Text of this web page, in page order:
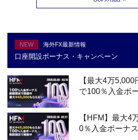
NEW 海外FX最新情報
口座開設ボーナス・キャンペーン
【最大4万
で100％入金ボ
【HFM】最大4
0％入金ボーナ